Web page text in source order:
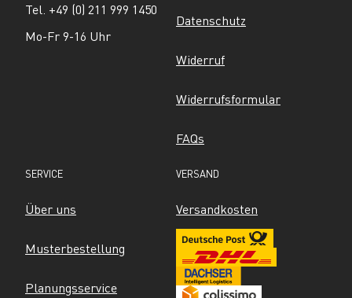
Tel. +49 (0) 211 999 1450
Mo-Fr 9-16 Uhr
Datenschutz
Widerruf
Widerrufsformular
FAQs
SERVICE
Über uns
Musterbestellung
Planungsservice
VERSAND
Versandkosten